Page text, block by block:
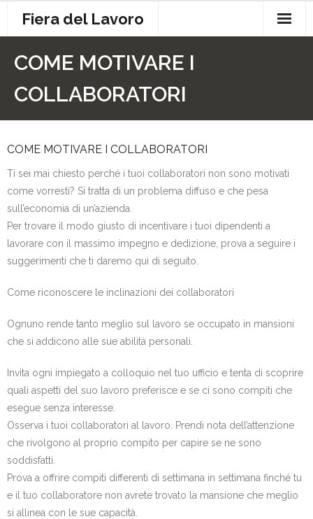
Fiera del Lavoro
COME MOTIVARE I
COLLABORATORI
COME MOTIVARE I COLLABORATORI
Ti sei mai chiesto perché i tuoi collaboratori non sono motivati
come vorresti? Si tratta di un problema diffuso e che pesa
sull’economia di un’azienda.
Per trovare il modo giusto di incentivare i tuoi dipendenti a
lavorare con il massimo impegno e dedizione, prova a seguire i
suggerimenti che ti daremo qui di seguito.
Come riconoscere le inclinazioni dei collaboratori
Ognuno rende tanto meglio sul lavoro se occupato in mansioni
che si addicono alle sue abilità personali.
Invita ogni impiegato a colloquio nel tuo ufficio e tenta di scoprire
quali aspetti del suo lavoro preferisce e se ci sono compiti che
esegue senza interesse.
Osserva i tuoi collaboratori al lavoro. Prendi nota dell’attenzione
che rivolgono al proprio compito per capire se ne sono
soddisfatti.
Prova a offrire compiti differenti di settimana in settimana finché tu
e il tuo collaboratore non avrete trovato la mansione che meglio
si allinea con le sue capacità.